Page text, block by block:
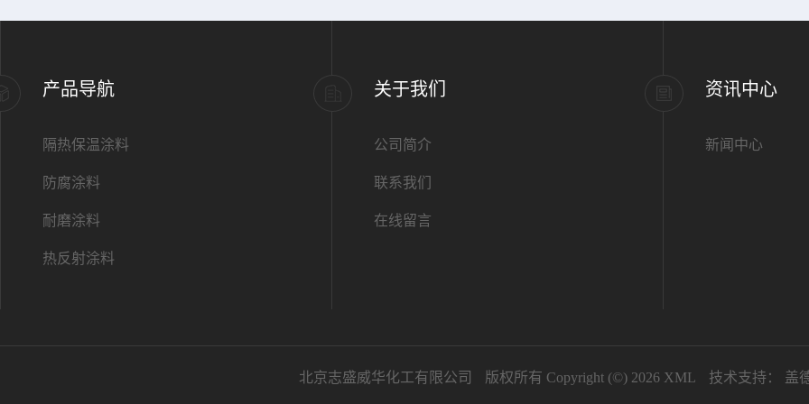
产品导航
隔热保温涂料
防腐涂料
耐磨涂料
热反射涂料
关于我们
公司简介
联系我们
在线留言
资讯中心
新闻中心
北京志盛威华化工有限公司 版权所有 Copyright (©) 2026 XML 技术支持： 盖